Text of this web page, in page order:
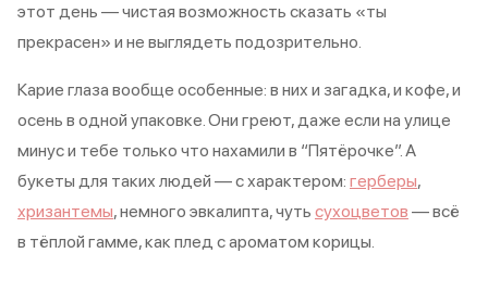
этот день — чистая возможность сказать «ты
прекрасен» и не выглядеть подозрительно.
Карие глаза вообще особенные: в них и загадка, и кофе, и
осень в одной упаковке. Они греют, даже если на улице
минус и тебе только что нахамили в “Пятёрочке”. А
букеты для таких людей — с характером: герберы,
хризантемы, немного эвкалипта, чуть сухоцветов — всё
в тёплой гамме, как плед с ароматом корицы.